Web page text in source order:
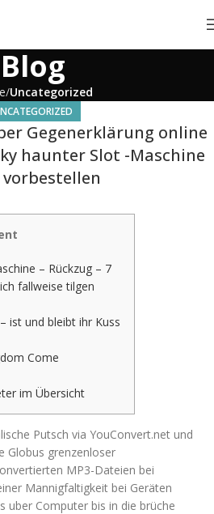
Blog
Uncategorized
Gegenerklärung online
haunter Slot -Maschine
– Rückzug – 7
fallweise tilgen
ist und bleibt ihr Kuss
Come
im Übersicht
Putsch via YouConvert.net und
Globus grenzenloser
MP3-Dateien bei
Mannigfaltigkeit bei Geräten
uber Computer bis in die brüche